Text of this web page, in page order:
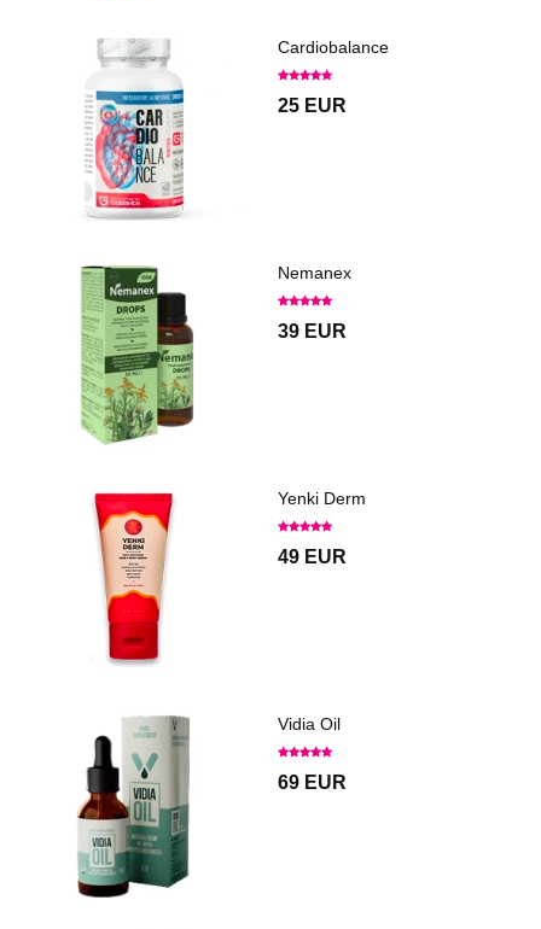
Cardiobalance
25 EUR
Nemanex
39 EUR
Yenki Derm
49 EUR
Vidia Oil
69 EUR